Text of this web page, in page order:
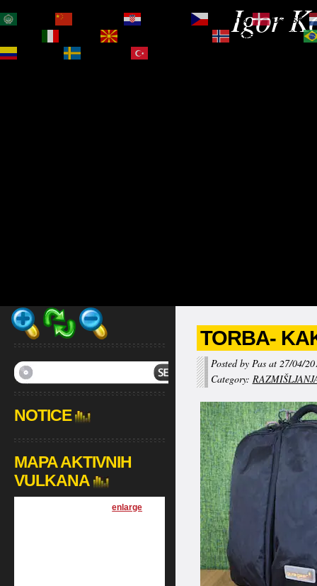
Igor
TORBA-
Posted by Pas at 27/04/
Category:
NOTICE
MAPA AKTIVNIH
VULKANA
[enlarge
Čeština‎
Dansk
Norsk bokmål